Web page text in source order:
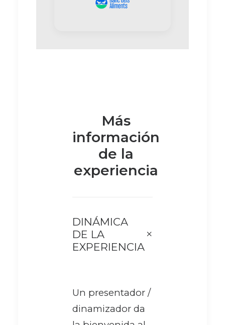
Más
información
de la
experiencia
DINÁMICA
DE LA
EXPERIENCIA
Un presentador /
dinamizador da